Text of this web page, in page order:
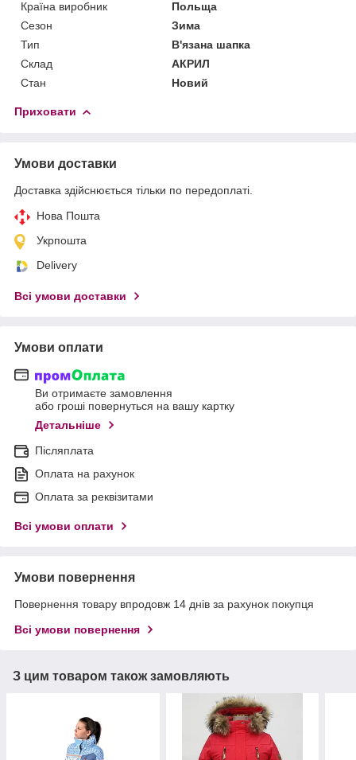
Країна виробник
Польща
Сезон
Зима
Тип
В'язана шапка
Склад
АКРИЛ
Стан
Новий
Приховати
Умови доставки
Доставка здійснюється тільки по передоплаті.
Нова Пошта
Укрпошта
Delivery
Всі умови доставки
Умови оплати
Ви отримаєте замовлення
або гроші повернуться на вашу картку
Детальніше
Післяплата
Оплата на рахунок
Оплата за реквізитами
Всі умови оплати
Умови повернення
Повернення товару впродовж 14 днів за рахунок покупця
Всі умови повернення
З цим товаром також замовляють